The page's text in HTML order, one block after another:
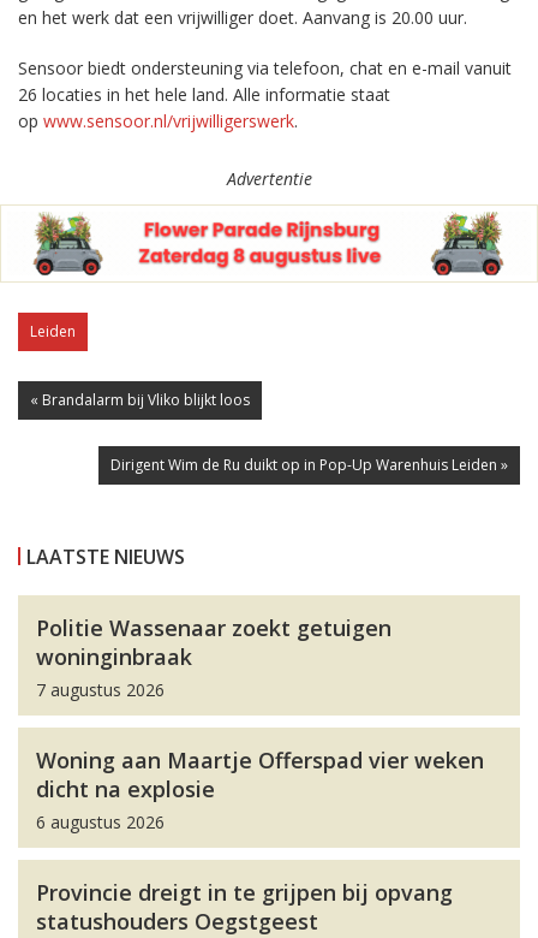
en het werk dat een vrijwilliger doet. Aanvang is 20.00 uur.
Sensoor biedt ondersteuning via telefoon, chat en e-mail vanuit
26 locaties in het hele land. Alle informatie staat
op www.sensoor.nl/vrijwilligerswerk.
Advertentie
Leiden
« Brandalarm bij Vliko blijkt loos
Dirigent Wim de Ru duikt op in Pop-Up Warenhuis Leiden »
LAATSTE NIEUWS
Politie Wassenaar zoekt getuigen
woninginbraak
7 augustus 2026
Woning aan Maartje Offerspad vier weken
dicht na explosie
6 augustus 2026
Provincie dreigt in te grijpen bij opvang
statushouders Oegstgeest